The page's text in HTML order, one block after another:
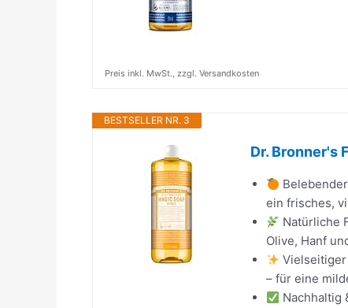
Preis inkl. MwSt., zzgl. Versandkosten
BESTSELLER NR. 3
Dr. Bronner's
ein frisches,
Natürliche
Olive, Hanf
– für eine
Nachhaltig